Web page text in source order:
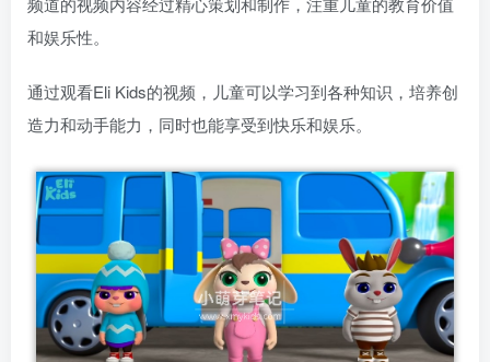
和娱乐性。
通过观看Eli Kids的视频，儿童可以学习到各种知识，培养创
造力和动手能力，同时也能享受到快乐和娱乐。